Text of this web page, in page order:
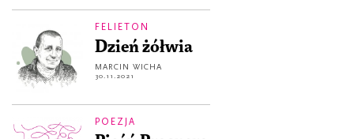
FELIETON
Dzień żółwia
MARCIN WICHA
30.11.2021
POEZJA